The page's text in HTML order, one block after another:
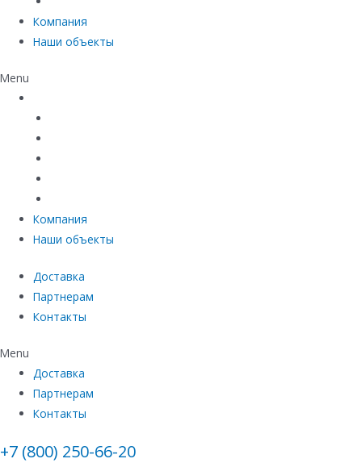
Компания
Наши объекты
Menu
Компания
Наши объекты
Доставка
Партнерам
Контакты
Menu
Доставка
Партнерам
Контакты
+7 (800) 250-66-20